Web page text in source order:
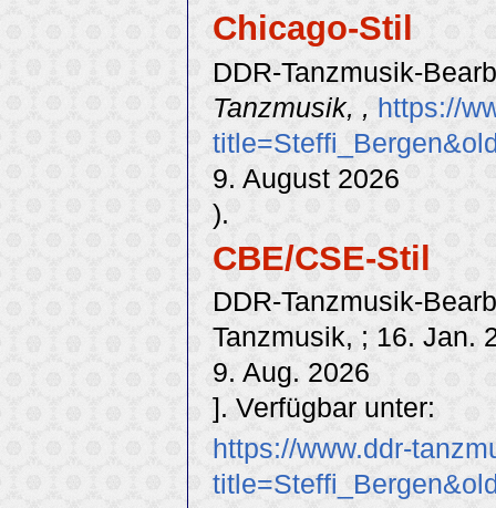
Chicago-Stil
DDR-Tanzmusik-
Tanzmusik, , https://
9. August 2026
).
CBE/CSE-Stil
DDR-Tanzmusik-
Tanzmusik, ; 16. Jan.
9. Aug. 2026
]. Verfügbar unter:
https://www.ddr-